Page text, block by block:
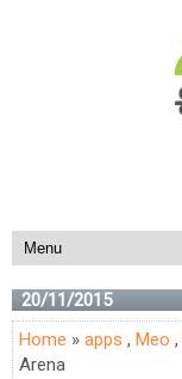
20/11/2015
Home » apps , Meo ,
Arena